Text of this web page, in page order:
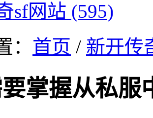
sf网站 (595)
： 首页 / 新开传
掌握从私服